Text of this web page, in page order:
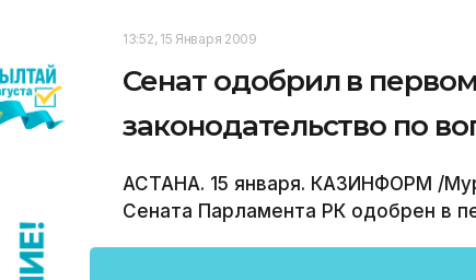
13:52, 15 Января 2009
Сенат одобрил в
законодательство по
АСТАНА. 15 января. КАЗИНФОРМ /
Сената Парламента РК одобрен в